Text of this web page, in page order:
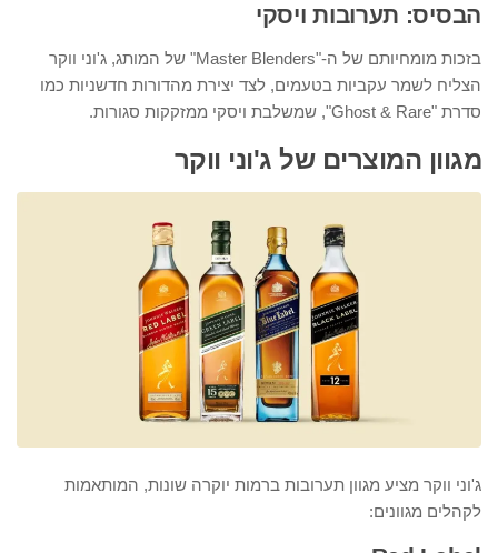
הבסיס: תערובות ויסקי
בזכות מומחיותם של ה-"Master Blenders" של המותג, ג'וני ווקר
הצליח לשמר עקביות בטעמים, לצד יצירת מהדורות חדשניות כמו
סדרת "Ghost & Rare", שמשלבת ויסקי ממזקקות סגורות.
מגוון המוצרים של ג'וני ווקר
ג'וני ווקר מציע מגוון תערובות ברמות יוקרה שונות, המותאמות
לקהלים מגוונים: